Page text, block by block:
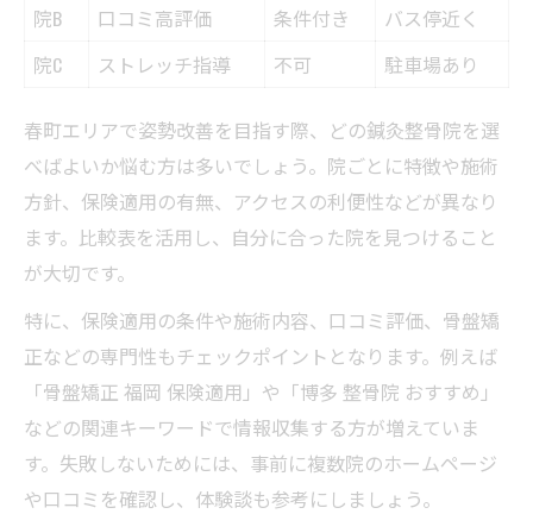
法
保険適用ならではの鍼灸整骨院通院の魅力
鍼灸整骨院の保険利用で得られる安心感
骨盤矯正に強い鍼灸整骨院が導く変化
骨盤矯正に強い鍼灸整骨院の施術比較表
骨盤矯正で期待できる姿勢改善の変化
春町で骨盤矯正を受けるメリットとは
骨盤矯正で身体バランスが整うポイント
巻き肩改善に強い鍼灸整骨院のアプローチ
比較
巻き肩に悩む方必見！鍼灸整骨院の対応法
院B
口コミ高評価 条件付き
バス停近く
院C
ストレッチ指導 不可 駐車場あり
春町エリアで姿勢改善を目指す際、どの鍼灸整骨院を選
べばよいか悩む方は多いでしょう。院ごとに特徴や施術
方針、保険適用の有無、アクセスの利便性などが異なり
ます。比較表を活用し、自分に合った院を見つけること
が大切です。
特に、保険適用の条件や施術内容、口コミ評価、骨盤矯
正などの専門性もチェックポイントとなります。例えば
「骨盤矯正 福岡 保険適用」や「博多 整骨院 おすすめ」
などの関連キーワードで情報収集する方が増えていま
す。失敗しないためには、事前に複数院のホームページ
や口コミを確認し、体験談も参考にしましょう。